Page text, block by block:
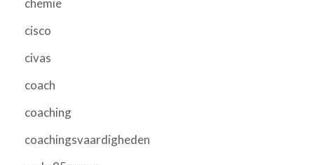
chemie
cisco
civas
coach
coaching
coachingsvaardigheden